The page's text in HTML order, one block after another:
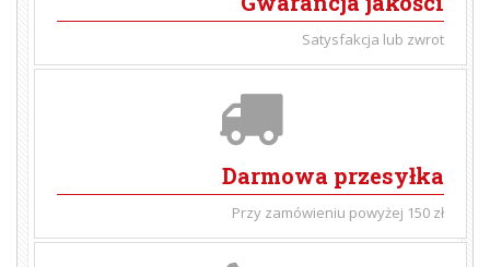
Satysfakcja lub zwrot
Darmowa przesyłka
Przy zamówieniu powyżej 150 zł